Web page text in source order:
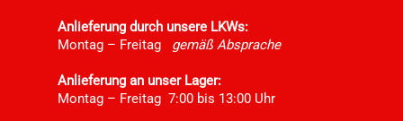
Anlieferung durch unsere LKWs:
Montag – Freitag gemäß Absprache
Anlieferung an unser Lager:
Montag – Freitag 7:00 bis 13:00 Uhr